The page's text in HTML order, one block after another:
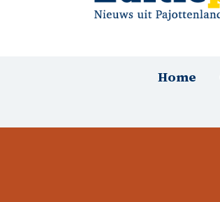
HoofdnavigatieHome